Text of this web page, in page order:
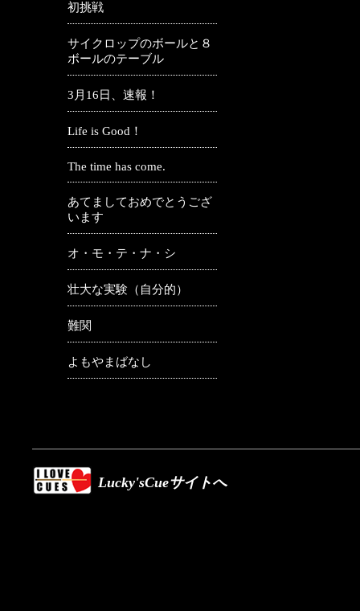
初挑戦
サイクロップのボールと８
ボールのテーブル
3月16日、速報！
Life is Good！
The time has come.
あてましておめでとうござ
います
オ・モ・テ・ナ・シ
壮大な実験（自分的）
難関
よもやまばなし
Lucky'sCueサイトへ